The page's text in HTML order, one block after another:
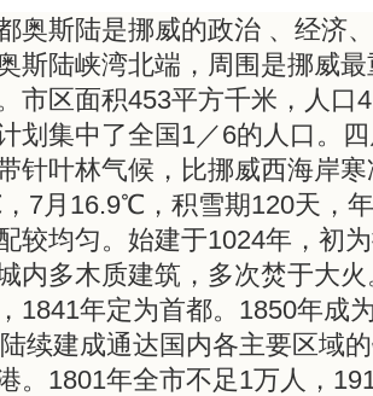
斯陆是挪威的政治 、经济、
斯陆峡湾北端，周围是挪威
市区面积453平方千米，人口
划集中了全国1／6的人口。
针叶林气候，比挪威西海岸
7月16.9℃，积雪期120天，
较均匀。始建于1024年，初
内多木质建筑，多次焚于大
1841年定为首都。1850年成
续建成通达国内各主要区域
。1801年全市不足1万人，